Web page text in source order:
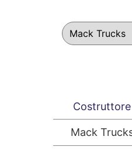
Costruttore
Mack